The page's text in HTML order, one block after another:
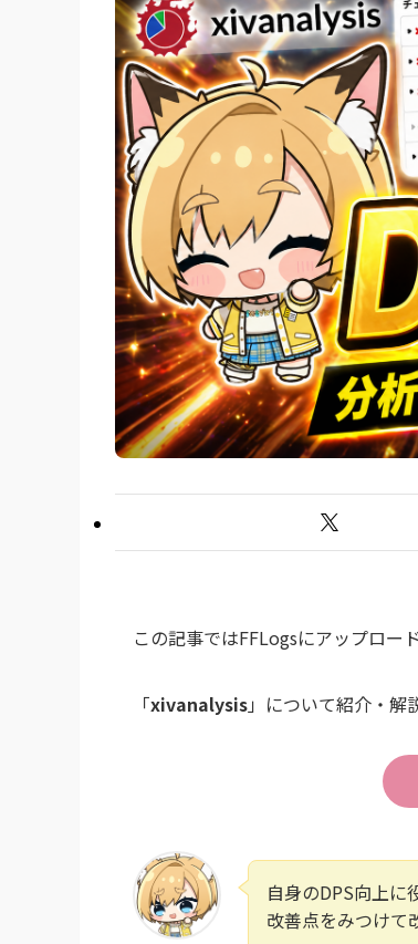
この記事ではFFLogsにアップロー
「xivanalysis」について紹介・解
自身のDPS向上に
改善点をみつけて